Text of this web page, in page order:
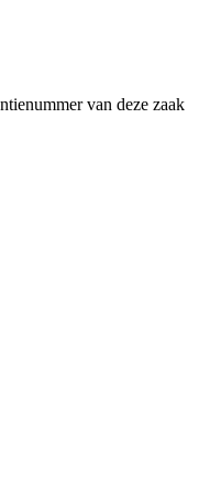
van deze zaak